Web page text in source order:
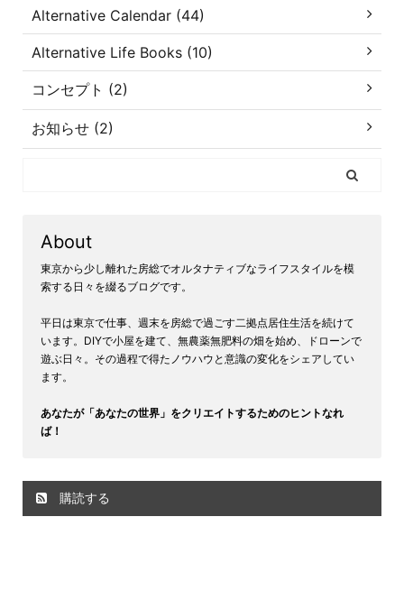
Alternative Calendar (44)
Alternative Life Books (10)
コンセプト (2)
お知らせ (2)
About
東京から少し離れた房総でオルタナティブなライフスタイルを模
索する日々を綴るブログです。
平日は東京で仕事、週末を房総で過ごす二拠点居住生活を続けて
います。DIYで小屋を建て、無農薬無肥料の畑を始め、ドローンで
遊ぶ日々。その過程で得たノウハウと意識の変化をシェアしてい
ます。
あなたが「あなたの世界」をクリエイトするためのヒントなれ
ば！
購読する